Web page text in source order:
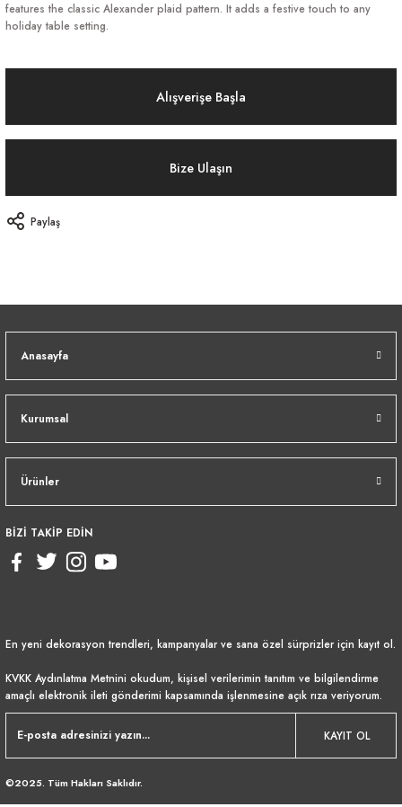
features the classic Alexander plaid pattern. It adds a festive touch to any
holiday table setting.
Alışverişe Başla
Bize Ulaşın
Paylaş
Anasayfa
Kurumsal
Ürünler
BİZİ TAKİP EDİN
En yeni dekorasyon trendleri, kampanyalar ve sana özel sürprizler için kayıt ol.
KVKK Aydınlatma Metnini okudum, kişisel verilerimin tanıtım ve bilgilendirme
amaçlı elektronik ileti gönderimi kapsamında işlenmesine açık rıza veriyorum.
KAYIT OL
©2025. Tüm Hakları Saklıdır.